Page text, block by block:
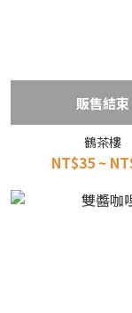
販售結束
鶴茶樓
NT$35 ~